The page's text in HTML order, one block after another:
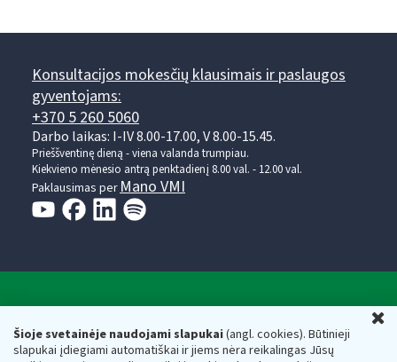
Šioje svetainėje naudojami slapukai(angl. cookies). Būtinieji
slapukai įdiegiami automatiškai ir jiems nėra reikalingas Jūsų
Konsultacijos mokesčių klausimais ir paslaugos
gyventojams:
+370 5 260 5060
Darbo laikas: I-IV 8.00-17.00, V 8.00-15.45.
Prieššventinę dieną - viena valanda trumpiau.
Kiekvieno mėnesio antrą penktadienį 8.00 val. - 12.00 val.
Paklausimas per Mano VMI
Respublikos finansų ministerijos